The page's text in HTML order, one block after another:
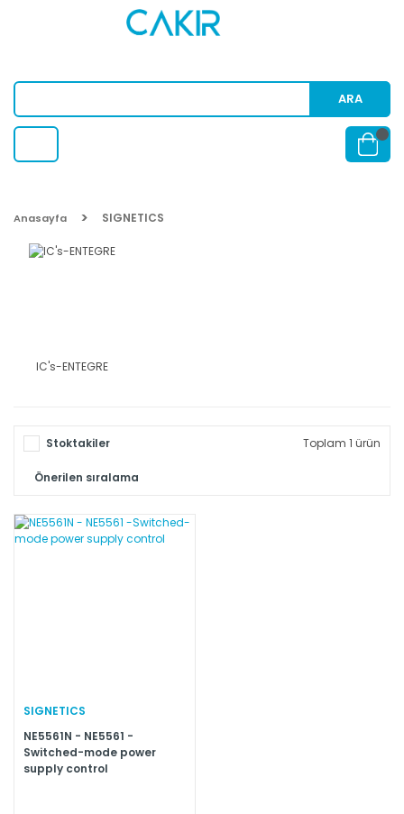
ARA
Anasayfa SIGNETICS
IC's-ENTEGRE
Stoktakiler Toplam 1 ürün
SIGNETICS
NE5561N - NE5561 -
Switched-mode power
supply control